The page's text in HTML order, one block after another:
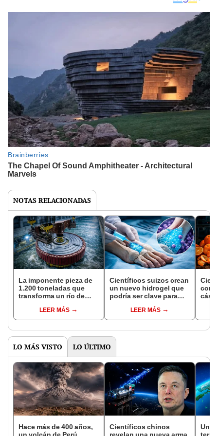
NOTAS RELACIONADAS
La imponente pieza de
1.200 toneladas que
transforma un río de
electricidad y desafía el
récord mundial de China
LEER MÁS
Científicos suizos crean
un nuevo hidrogel que
podría ser clave para
fracturas óseas en corto
tiempo
LEER MÁS
LO MÁS VISTO LO ÚLTIMO
Hace más de 400 años,
Científicos chinos
Un